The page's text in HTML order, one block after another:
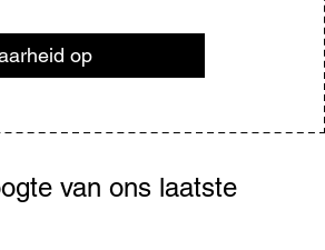
op
van ons laatste